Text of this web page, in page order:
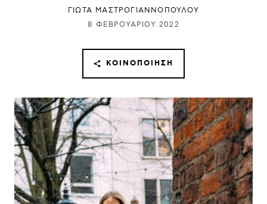
ΓΙΩΤΑ ΜΑΣΤΡΟΓΙΑΝΝΟΠΟΥΛΟΥ
8 ΦΕΒΡΟΥΑΡΊΟΥ 2022
ΚΟΙΝΟΠΟΊΗΣΗ